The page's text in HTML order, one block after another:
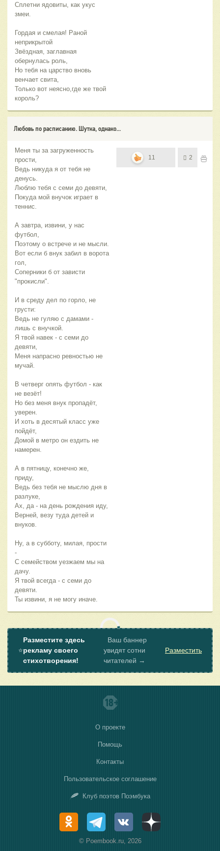
Сплетни ядовиты, как укус
змеи.
Гордая и смелая! Раной
неприкрытой
Звёздная, заглавная
обернулась роль,
Но тебя на царство вновь
венчает свита,
Только вот неясно,где же твой
король?
Любовь по расписанию. Шутка, однако...
Меня ты за загруженность
прости,
Ведь никуда я от тебя не
денусь.
Люблю тебя с семи до девяти,
Покуда мой внучок играет в
теннис.
А завтра, извини, у нас
футбол,
Поэтому о встрече и не мысли.
Вот если б внук забил в ворота
гол,
Соперники б от зависти
"прокисли".
И в среду дел по горло, не
грусти:
Ведь не гуляю с дамами -
лишь с внучкой.
Я твой навек - с семи до
девяти,
Меня напрасно ревностью не
мучай.
В четверг опять футбол - как
не везёт!
Но без меня внук пропадёт,
уверен.
И хоть в десятый класс уже
пойдёт,
Домой в метро он ездить не
намерен.
А в пятницу, конечно же,
приду,
Ведь без тебя не мыслю дня в
разлуке,
Ах, да - на день рождения иду,
Верней, везу туда детей и
внуков.
Ну, а в субботу, милая, прости
-
С семейством уезжаем мы на
дачу.
Я твой всегда - с семи до
девяти.
Ты извини, я не могу иначе.
11 2
⭐
Разместите здесь
рекламу своего
стихотворения!
Ваш баннер
увидят сотни
читателей →
Разместить
О проекте
Помощь
Контакты
Пользовательское соглашение
Клуб поэтов Поэмбука
© Poembook.ru, 2026